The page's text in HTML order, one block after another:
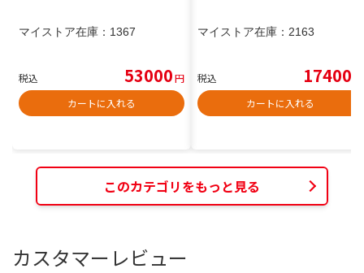
マイストア在庫： 1367
税込 53000円
カートに入れる
マイストア在庫： 2163
税込 17400
カートに入れる
このカテゴリをもっと見る
カスタマーレビュー